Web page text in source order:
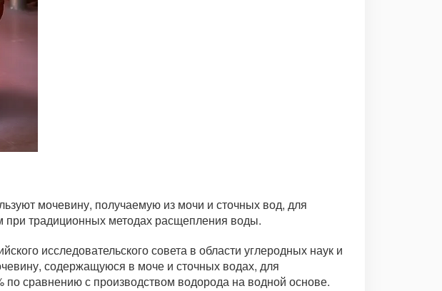
мочевину, получаемую из мочи и сточных вод, для
при традиционных методах расщепления воды.
исследовательского совета в области углеродных наук и
содержащуюся в моче и сточных водах, для
по сравнению с производством водорода на водной основе.